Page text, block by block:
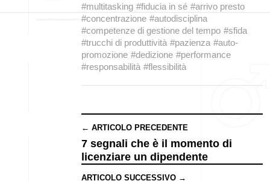
#multitasking #fiducia in sé #arrivo presto
#concentrazione #autodisciplina
#competenze di gestione del tempo #sfida
#trucchi di produttività #pazienza #auto-
promozione #dedizione #performance
#responsabilità #flessibilità
← ARTICOLO PRECEDENTE
7 segnali che è il momento di
licenziare un dipendente
ARTICOLO SUCCESSIVO →